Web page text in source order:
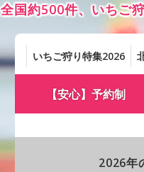
全国約500件、いちご
いちご狩り特集2026
【安心】予約制
2026年